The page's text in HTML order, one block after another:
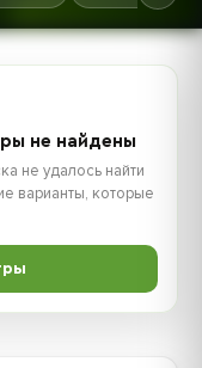
не найдены
не удалось найти
варианты, которые